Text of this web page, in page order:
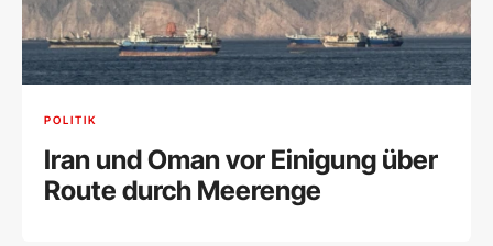
POLITIK
Iran und Oman vor Einigung über
Route durch Meerenge